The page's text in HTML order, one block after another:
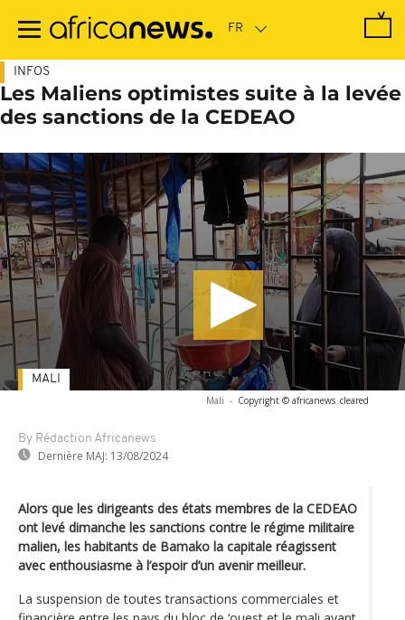
contenu
INFOS
Les Maliens optimistes suite à la levée
des sanctions de la CEDEAO
Mali - Copyright © africanews cleared
By Rédaction Africanews
Dernière MAJ: 13/08/2024
MALI
Alors que les dirigeants des états membres de la CEDEAO
ont levé dimanche les sanctions contre le régime militaire
malien, les habitants de Bamako la capitale réagissent
avec enthousiasme à l’espoir d’un avenir meilleur.
La suspension de toutes transactions commerciales et